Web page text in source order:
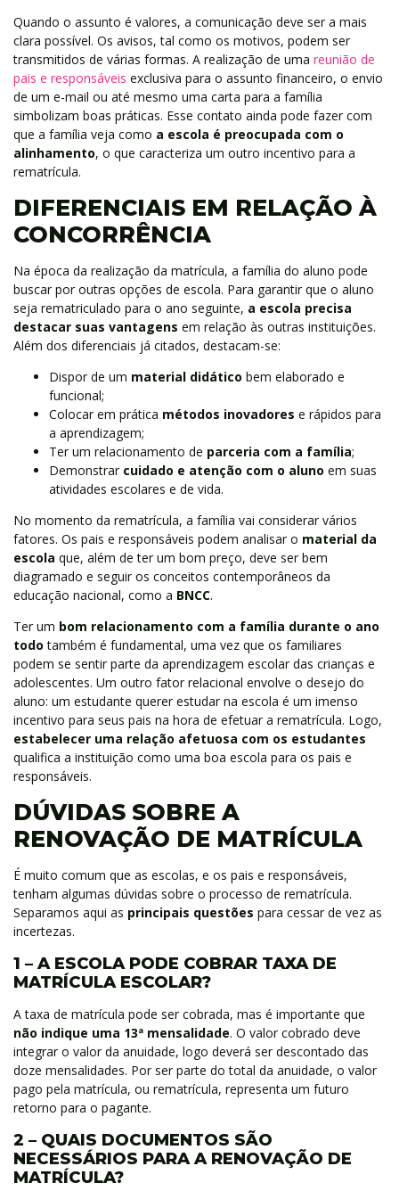
Quando o assunto é valores, a comunicação deve ser a mais
clara possível. Os avisos, tal como os motivos, podem ser
transmitidos de várias formas. A realização de uma reunião de
pais e responsáveis exclusiva para o assunto financeiro, o envio
de um e-mail ou até mesmo uma carta para a família
simbolizam boas práticas. Esse contato ainda pode fazer com
que a família veja como a escola é preocupada com o
alinhamento, o que caracteriza um outro incentivo para a
rematrícula.
DIFERENCIAIS EM RELAÇÃO À
CONCORRÊNCIA
Na época da realização da matrícula, a família do aluno pode
buscar por outras opções de escola. Para garantir que o aluno
seja rematriculado para o ano seguinte, a escola precisa
destacar suas vantagens em relação às outras instituições.
Além dos diferenciais já citados, destacam-se:
Dispor de um material didático bem elaborado e
funcional;
Colocar em prática métodos inovadores e rápidos para
a aprendizagem;
Ter um relacionamento de parceria com a família;
Demonstrar cuidado e atenção com o aluno em suas
atividades escolares e de vida.
No momento da rematrícula, a família vai considerar vários
fatores. Os pais e responsáveis podem analisar o material da
escola que, além de ter um bom preço, deve ser bem
diagramado e seguir os conceitos contemporâneos da
educação nacional, como a BNCC.
Ter um bom relacionamento com a família durante o ano
todo também é fundamental, uma vez que os familiares
podem se sentir parte da aprendizagem escolar das crianças e
adolescentes. Um outro fator relacional envolve o desejo do
aluno: um estudante querer estudar na escola é um imenso
incentivo para seus pais na hora de efetuar a rematrícula. Logo,
estabelecer uma relação afetuosa com os estudantes
qualifica a instituição como uma boa escola para os pais e
responsáveis.
DÚVIDAS SOBRE A
RENOVAÇÃO DE MATRÍCULA
É muito comum que as escolas, e os pais e responsáveis,
tenham algumas dúvidas sobre o processo de rematrícula.
Separamos aqui as principais questões para cessar de vez as
incertezas.
1 – A ESCOLA PODE COBRAR TAXA DE
MATRÍCULA ESCOLAR?
A taxa de matrícula pode ser cobrada, mas é importante que
não indique uma 13ª mensalidade. O valor cobrado deve
integrar o valor da anuidade, logo deverá ser descontado das
doze mensalidades. Por ser parte do total da anuidade, o valor
pago pela matrícula, ou rematrícula, representa um futuro
retorno para o pagante.
2 – QUAIS DOCUMENTOS SÃO
NECESSÁRIOS PARA A RENOVAÇÃO DE
MATRÍCULA?